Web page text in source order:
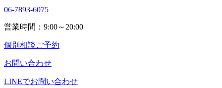
06-7893-6075
営業時間：9:00～20:00
個別相談ご予約
お問い合わせ
LINEでお問い合わせ